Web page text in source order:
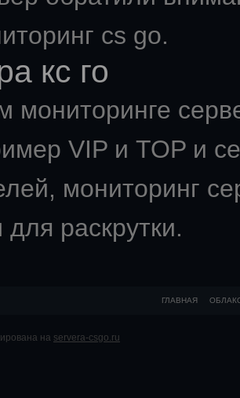
cs go.
кс го
мониторинге
VIP и TOP и
мониторинг
раскрутки.
ГЛАВНАЯ
на servera-csgo.ru